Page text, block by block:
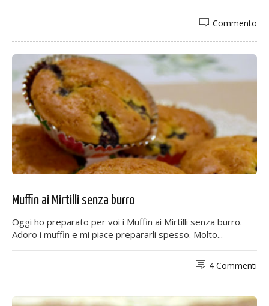
Commento
Muffin ai Mirtilli senza burro
Oggi ho preparato per voi i Muffin ai Mirtilli senza burro.
Adoro i muffin e mi piace prepararli spesso. Molto...
4 Commenti